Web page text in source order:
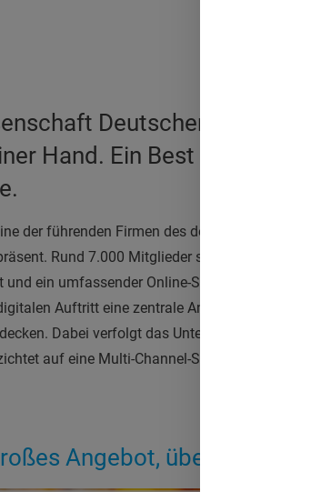
Deutscher Tierärzte
Hand. Ein Best Case in
der führenden Firmen des deutschen Veterinär-
Rund 7.000 Mitglieder sind Eigentümer des
ein umfassender Online-Shop: Die
Auftritt eine zentrale Anlaufstelle im Netz,
Dabei verfolgt das Unternehmen einen
auf eine Multi-Channel-Strategie. Ein Best
Angebot, übersichtliches